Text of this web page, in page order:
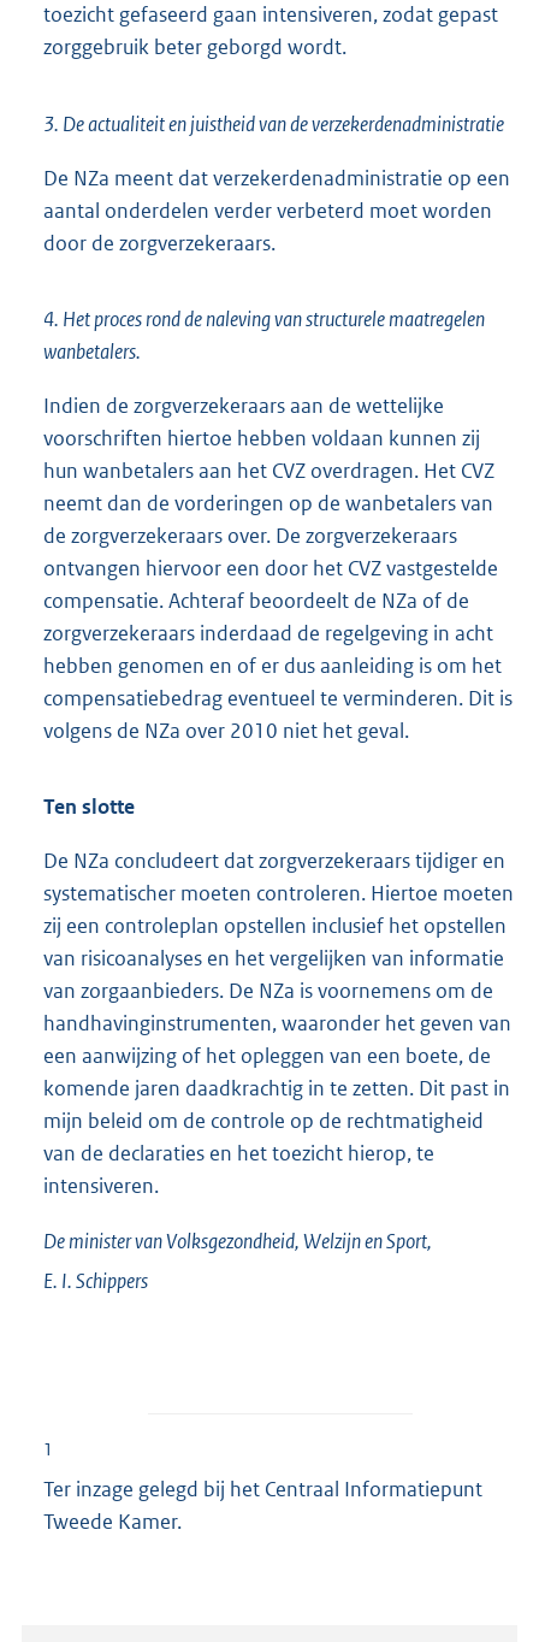
toezicht gefaseerd gaan intensiveren, zodat gepast
zorggebruik beter geborgd wordt.
3. De actualiteit en juistheid van de verzekerdenadministratie
De NZa meent dat verzekerdenadministratie op een
aantal onderdelen verder verbeterd moet worden
door de zorgverzekeraars.
4. Het proces rond de naleving van structurele maatregelen
wanbetalers.
Indien de zorgverzekeraars aan de wettelijke
voorschriften hiertoe hebben voldaan kunnen zij
hun wanbetalers aan het CVZ overdragen. Het CVZ
neemt dan de vorderingen op de wanbetalers van
de zorgverzekeraars over. De zorgverzekeraars
ontvangen hiervoor een door het CVZ vastgestelde
compensatie. Achteraf beoordeelt de NZa of de
zorgverzekeraars inderdaad de regelgeving in acht
hebben genomen en of er dus aanleiding is om het
compensatiebedrag eventueel te verminderen. Dit is
volgens de NZa over 2010 niet het geval.
Ten slotte
De NZa concludeert dat zorgverzekeraars tijdiger en
systematischer moeten controleren. Hiertoe moeten
zij een controleplan opstellen inclusief het opstellen
van risicoanalyses en het vergelijken van informatie
van zorgaanbieders. De NZa is voornemens om de
handhavinginstrumenten, waaronder het geven van
een aanwijzing of het opleggen van een boete, de
komende jaren daadkrachtig in te zetten. Dit past in
mijn beleid om de controle op de rechtmatigheid
van de declaraties en het toezicht hierop, te
intensiveren.
De minister van Volksgezondheid, Welzijn en Sport,
E. I.Schippers
1
Ter inzage gelegd bij het Centraal Informatiepunt
Tweede Kamer.